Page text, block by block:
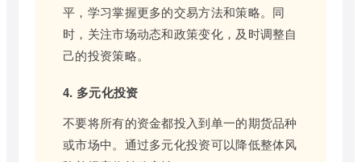
平，学习掌握更多的交易方法和策略。同
时，关注市场动态和政策变化，及时调整自
己的投资策略。
4. 多元化投资
不要将所有的资金都投入到单一的期货品种
或市场中。通过多元化投资可以降低整体风